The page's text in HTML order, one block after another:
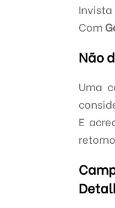
Invista
Com
Não
Uma
E